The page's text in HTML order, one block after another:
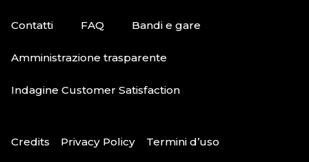
Contatti FAQ Bandi e gare
Amministrazione trasparente
Indagine Customer Satisfaction
Credits Privacy Policy Termini d’uso